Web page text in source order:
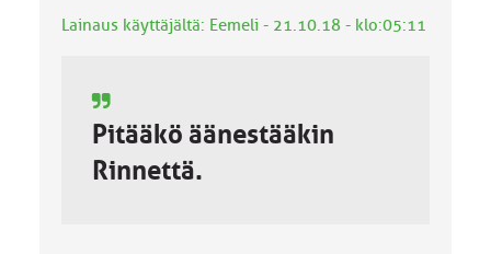
Lainaus käyttäjältä: Eemeli - 21.10.18 - klo:05:11
Pitääkö äänestääkin
Rinnettä.